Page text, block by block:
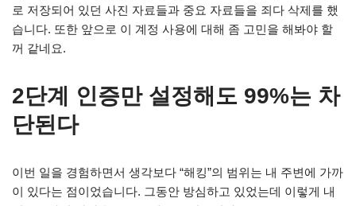
로 저장되어 있던 사진 자료들과 중요 자료들을 죄다 삭제를 했
습니다. 또한 앞으로 이 계정 사용에 대해 좀 고민을 해봐야 할
꺼 같네요.
2단계 인증만 설정해도 99%는 차
단된다
이번 일을 경험하면서 생각보다 “해킹”의 범위는 내 주변에 가까
이 있다는 점이었습니다. 그동안 방심하고 있었는데 이렇게 내